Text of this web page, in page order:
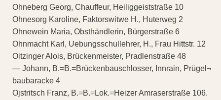
Ohneberg Georg, Chauffeur, Heiliggeiststraße 10
Ohnesorg Karoline, Faktorswitwe H., Huterweg 2
Ohnewein Maria, Obsthändlerin, Bürgerstraße 6
Ohnmacht Karl, Uebungsschullehrer, H., Frau Hittstr. 12
Oitzinger Alois, Brückenmeister, Pradlenstraße 48
— Johann, B.=B.=Brückenbauschlosser, Innrain, Prügel¬
baubaracke 4
Ojstritsch Franz, B.=B.=Lok.=Heizer Amraserstraße 106.